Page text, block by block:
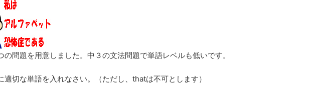
の問題を用意しました。中３の文法問題で単語レベルも低いです。
適切な単語を入れなさい。（ただし、thatは不可とします）